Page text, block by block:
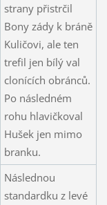
strany přistrčil
Bony zády k bráně
Kuličovi, ale ten
trefil jen bílý val
clonících obránců.
Po následném
rohu hlavičkoval
Hušek jen mimo
branku.
Následnou
standardku z levé